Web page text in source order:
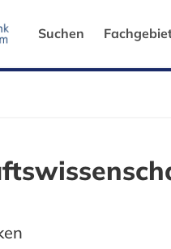
Suchen